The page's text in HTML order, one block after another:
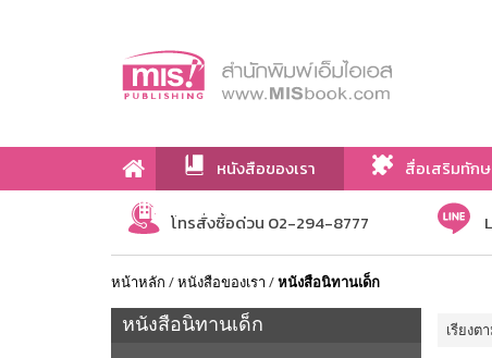
หนังสือของเรา สื่อเสริมทักษ
เกี่ยวกับเรา
โทรสั่งซื้อด่วน 02-294-8777
หน้าหลัก /หนังสือของเรา /หนังสือนิทานเด็ก
หนังสือนิทานเด็ก เรียงต